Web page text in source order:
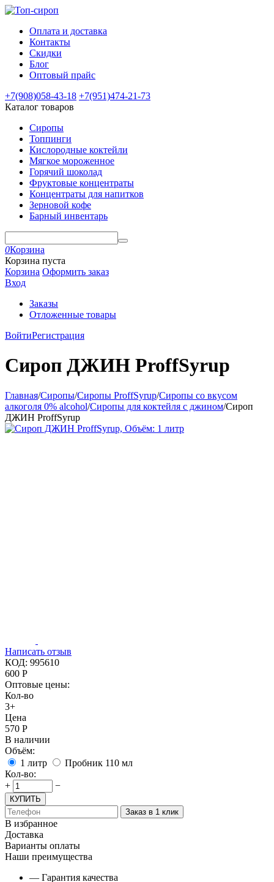
Оплата и доставка
Контакты
Скидки
Блог
Оптовый прайс
+7(908)058-43-18 +7(951)474-21-73
Каталог товаров
Сиропы
Топпинги
Кислородные коктейли
Мягкое мороженное
Горячий шоколад
Фруктовые концентраты
Концентраты для напитков
Зерновой кофе
Барный инвентарь
0Корзина
Корзина пуста
Корзина Оформить заказ
Вход
Заказы
Отложенные товары
ВойтиРегистрация
Сироп ДЖИН ProffSyrup
Главная/Сиропы/Сиропы ProffSyrup/Сиропы со вкусом
алкоголя 0% alcohol/Сиропы для коктейля с джином/Сироп
ДЖИН ProffSyrup
Написать отзыв
КОД: 995610
600 Р
Оптовые цены:
Кол-во
3+
Цена
570 Р
В наличии
Объём:
1 литр
Пробник 110 мл
Кол-во:
+
−
КУПИТЬ
Заказ в 1 клик
В избранное
Доставка
Варианты оплаты
Наши преимущества
— Гарантия качества